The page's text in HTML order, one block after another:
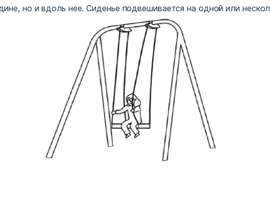
но и вдоль нее. Сиденье подвешивается на одной или